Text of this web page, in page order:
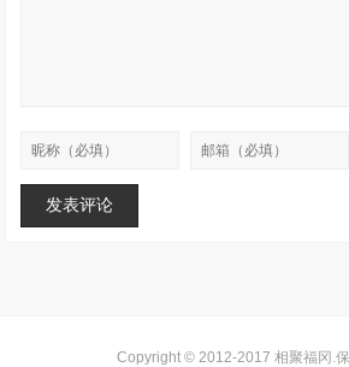
Copyright © 2012-2017 相聚福冈.